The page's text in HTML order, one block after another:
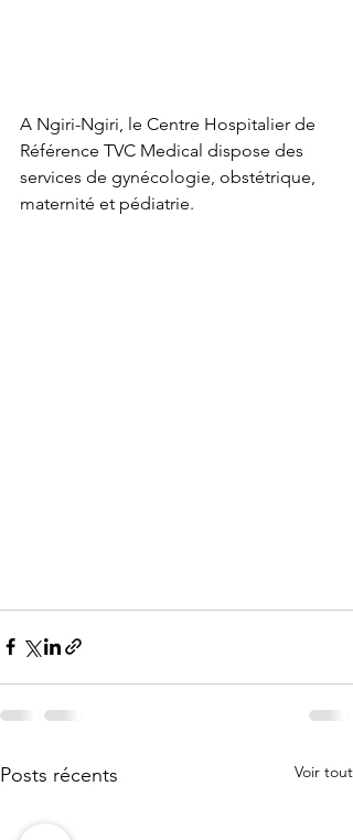
A Ngiri-Ngiri, le Centre Hospitalier de
Référence TVC Medical dispose des
services de gynécologie, obstétrique,
maternité et pédiatrie.
Posts récents Voir tout